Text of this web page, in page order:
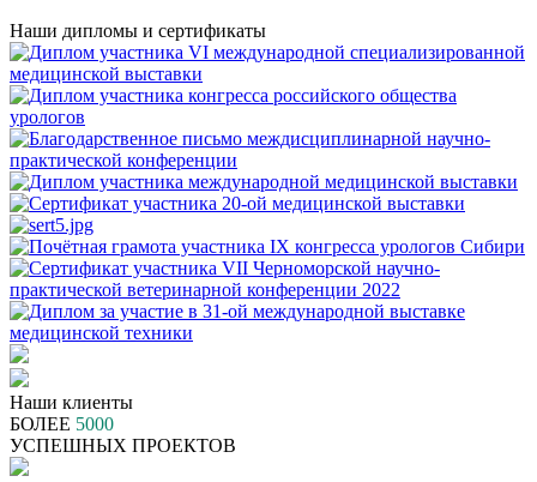
Наши дипломы и сертификаты
Наши клиенты
БОЛЕЕ 5000
УСПЕШНЫХ ПРОЕКТОВ